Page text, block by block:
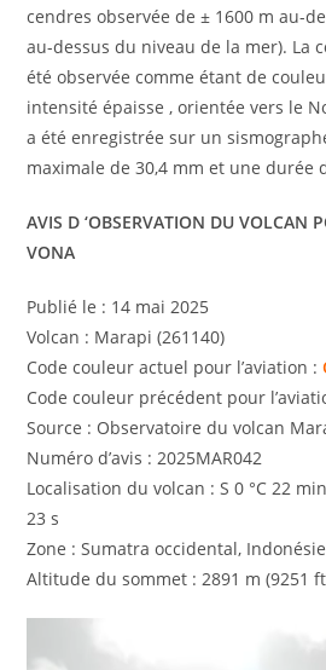
cendres observée de ± 1600 m au-
au-dessus du niveau de la mer). La
été observée comme étant de
intensité épaisse , orientée vers le
a été enregistrée sur un
maximale de 30,4 mm et une durée
AVIS D ‘OBSERVATION DU VOLCAN
VONA
Publié le : 14 mai 2025
Volcan : Marapi (261140)
Code couleur actuel pour l’aviation :
Code couleur précédent pour
Source : Observatoire du volcan
Numéro d’avis : 2025MAR042
Localisation du volcan : S 0 °C 22
23 s
Zone : Sumatra occidental, Indonésie
Altitude du sommet : 2891 m (9251